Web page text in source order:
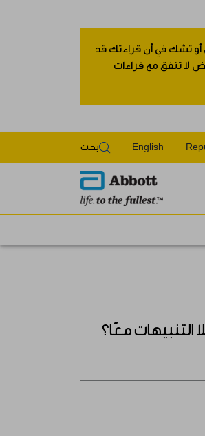
أو تشك في أن قراءتك قد
لا تتفق مع قراءات
English بحث
معًا؟